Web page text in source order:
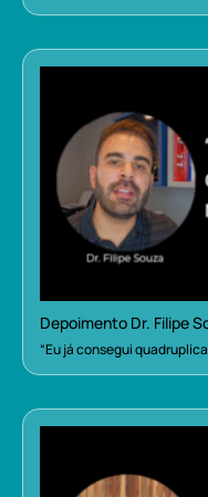
Depoimento Dr. Filipe
“Eu já consegui